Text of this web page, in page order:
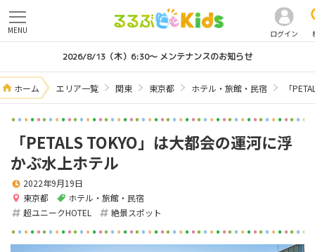
ログイン
MENU
2026/8/13（木）6:30～ メンテナンスのお知らせ
ホーム エリア一覧 関東 東京都 ホテル・旅館・民宿 「
「PETALS TOKYO」は大都会の運河に浮
かぶ水上ホテル
東京都 ホテル・旅館・民宿
2022年9月19日
超ユニークHOTEL 絶景スポット